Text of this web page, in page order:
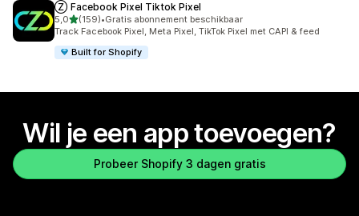
Ⓩ Facebook Pixel Tiktok Pixel
5,0van 5 sterren
(159)
159 recensies in totaal
•Gratis abonnement beschikbaar
Track Facebook Pixel, Meta Pixel, TikTok Pixel met CAPI & feed
Built for Shopify
Wil je een app toevoegen?
Probeer Shopify 3 dagen gratis